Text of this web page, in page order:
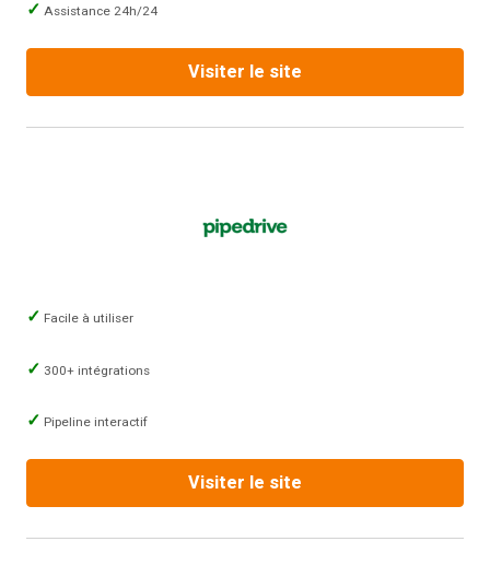
Assistance 24h/24
Visiter le site
Facile à utiliser
300+ intégrations
Pipeline interactif
Visiter le site